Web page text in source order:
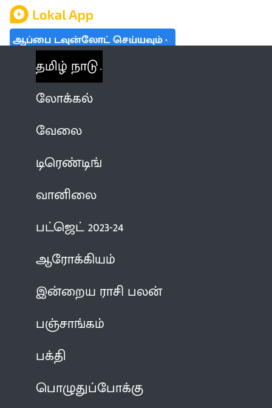
ஆப்பை டவுன்லோட் செய்யவும்
தமிழ் நாடு
லோக்கல்
வேலை
டிரெண்டிங்
வானிலை
பட்ஜெட் 2023-24
ஆரோக்கியம்
இன்றைய ராசி பலன்
பஞ்சாங்கம்
பக்தி
பொழுதுப்போக்கு